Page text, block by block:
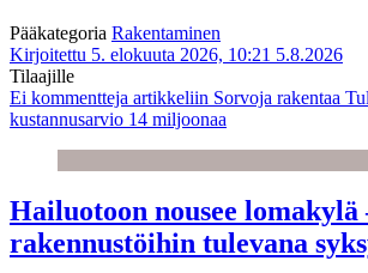
Pääkategoria Rakentaminen
Kirjoitettu 5. elokuuta 2026, 10:21 5.8.2026
Tilaajille
Ei kommentteja artikkeliin Sorvoja rakentaa
kustannusarvio 14 miljoonaa
Hailuotoon nousee lomakylä
rakennustöihin tulevana